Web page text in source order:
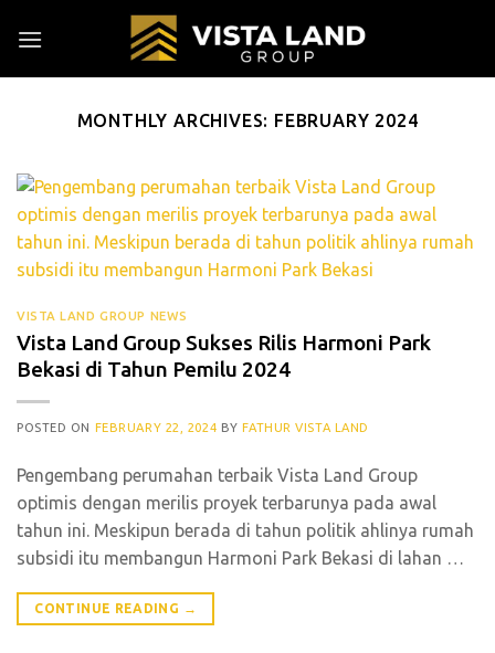
MONTHLY ARCHIVES: FEBRUARY 2024
VISTA LAND GROUP NEWS
Vista Land Group Sukses Rilis Harmoni Park
Bekasi di Tahun Pemilu 2024
POSTED ON FEBRUARY 22, 2024 BYFATHUR VISTA LAND
Pengembang perumahan terbaik Vista Land Group
optimis dengan merilis proyek terbarunya pada awal
tahun ini. Meskipun berada di tahun politik ahlinya rumah
subsidi itu membangun Harmoni Park Bekasi di lahan
CONTINUE READING →